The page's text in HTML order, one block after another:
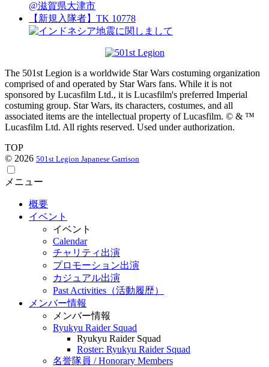
@滋賀県大津市
【新規入隊者】TK 10778
The 501st Legion is a worldwide Star Wars costuming organization
comprised of and operated by Star Wars fans. While it is not
sponsored by Lucasfilm Ltd., it is Lucasfilm's preferred Imperial
costuming group. Star Wars, its characters, costumes, and all
associated items are the intellectual property of Lucasfilm. © & ™
Lucasfilm Ltd. All rights reserved. Used under authorization.
TOP
© 2026 501st Legion Japanese Garrison
メニュー
概要
イベント
イベント
Calendar
チャリティ出演
プロモーション出演
カジュアル出演
Past Activities（活動履歴）
メンバー情報
メンバー情報
Ryukyu Raider Squad
Ryukyu Raider Squad
Roster: Ryukyu Raider Squad
名誉隊員 / Honorary Members